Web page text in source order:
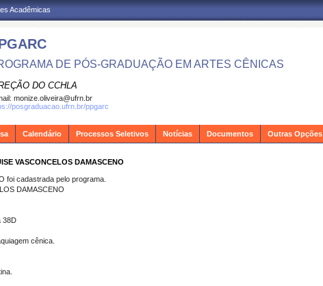
Acadêmicas
DE PÓS-GRADUAÇÃO EM ARTES CÊNICAS
DO CCHLA
monize.oliveira@ufrn.br
posgraduacao.ufrn.br/ppgarc
Calendário Processos Seletivos Notícias Documentos Outras Opções
VASCONCELOS DAMASCENO
foi cadastrada pelo programa.
DAMASCENO
38D
cênica.